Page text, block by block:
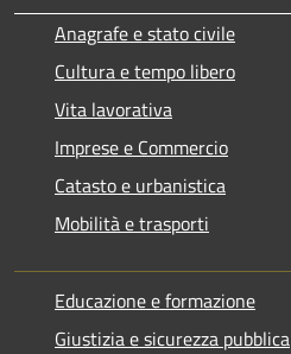
Anagrafe e stato civile
Cultura e tempo libero
Vita lavorativa
Imprese e Commercio
Catasto e urbanistica
Mobilità e trasporti
Educazione e formazione
Giustizia e sicurezza pubblica